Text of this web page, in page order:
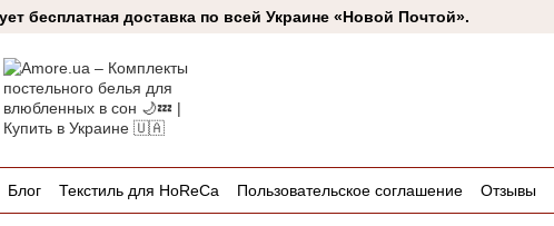
бесплатная доставка по всей Украине «Новой Почтой».
Блог Текстиль для HoReCa Пользовательское соглашение Отзывы